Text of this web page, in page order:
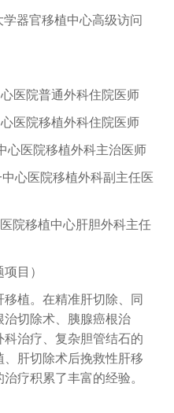
器官移植中心高级访问
医院普通外科住院医师
医院移植外科住院医师
心医院移植外科主治医师
心医院移植外科副主任医
院移植中心肝胆外科主任
目）
植。在精准肝切除、同
切除术、胰腺癌根治
治疗、复杂胆管结石的
肝切除术后挽救性肝移
疗积累了丰富的经验。